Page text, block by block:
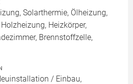
Solarthermie, Ölheizung,
Heizkörper,
Brennstoffzelle,
/ Einbau,